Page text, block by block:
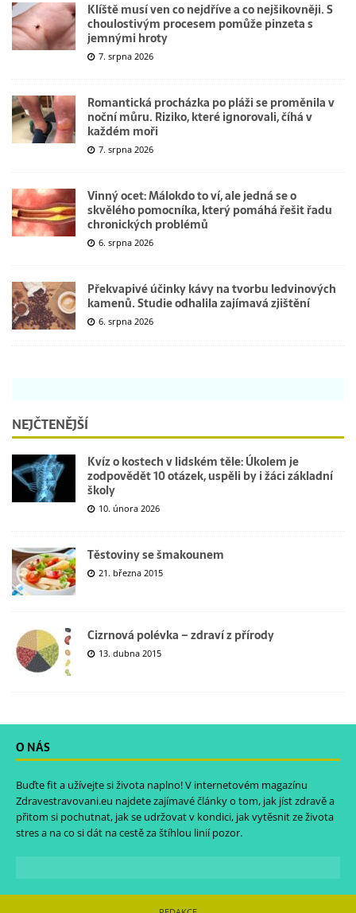
Klíště musí ven co nejdříve a co nejšikovněji. S
choulostivým procesem pomůže pinzeta s
jemnými hroty
7. srpna 2026
Romantická procházka po pláži se proměnila v
noční můru. Riziko, které ignorovali, číhá v
každém moři
7. srpna 2026
Vinný ocet: Málokdo to ví, ale jedná se o
skvělého pomocníka, který pomáhá řešit řadu
chronických problémů
6. srpna 2026
Překvapivé účinky kávy na tvorbu ledvinových
kamenů. Studie odhalila zajímavá zjištění
6. srpna 2026
NEJČTENĚJŠÍ
Kvíz o kostech v lidském těle: Úkolem je
zodpovědět 10 otázek, uspěli by i žáci základní
školy
10. února 2026
Těstoviny se šmakounem
21. března 2015
Cizrnová polévka – zdraví z přírody
13. dubna 2015
O NÁS
Buďte fit a užívejte si života naplno! V internetovém magazínu
Zdravestravovani.eu najdete zajímavé články o tom, jak jíst zdravě a
přitom si pochutnat, jak se udržovat v kondici, jak vytěsnit ze života
stres a na co si dát na cestě za štíhlou linií pozor.